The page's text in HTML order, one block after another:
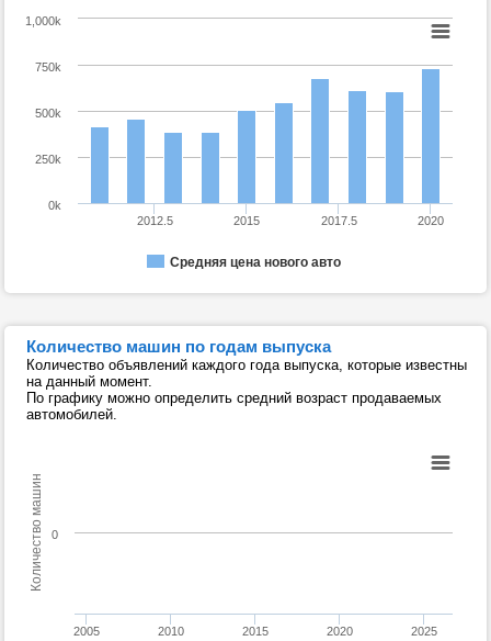
Средняя цена нового авто
2012.5 2015 2017.5 2020
0k
250k
500k
750k
1,000k
Количество машин по годам выпуска
Количество объявлений каждого года выпуска, которые известны
на данный момент.
По графику можно определить средний возраст продаваемых
автомобилей.
Количество машин
2005 2010 2015 2020 2025
0